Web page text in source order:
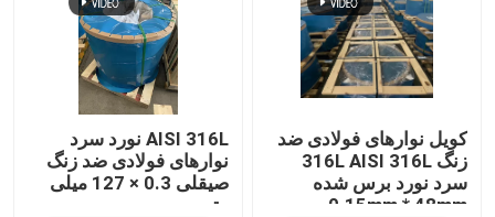
کویل نوارهای فولادی ضد
زنگ 316L AISI 316L
سرد نورد برس شده
0.15mm * 48mm
AISI 316L نورد سرد
نوارهای فولادی ضد زنگ
صیقلی 0.3 × 127 میلی
متر